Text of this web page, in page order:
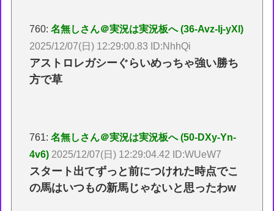
760:名無しさん＠実況は実況板へ (36-Avz-Ij-yXl)
2025/12/07(日) 12:29:00.83 ID:NhhQi
アストロレガシーぐらいめっちゃ強い勝ち
方で草
761:名無しさん＠実況は実況板へ (50-DXy-Yn-
4v6) 2025/12/07(日) 12:29:04.42 ID:WUeW7
スタート出てずっと前につけれた時点でこ
の馬はいつもの新馬じゃないと思ったわw